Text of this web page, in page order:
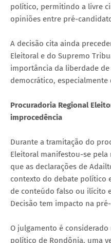
político, permitindo a livre
opiniões entre pré-
A decisão cita ainda
Eleitoral e do Supremo
importância da liberdade
democrático,
Procuradoria Regional
improcedência
Durante a tramitação do
Eleitoral manifestou-se
que as declarações de
contexto do debate político
de conteúdo falso ou ilícito
Decisão tem impacto na
O julgamento é
político de Rondônia, uma